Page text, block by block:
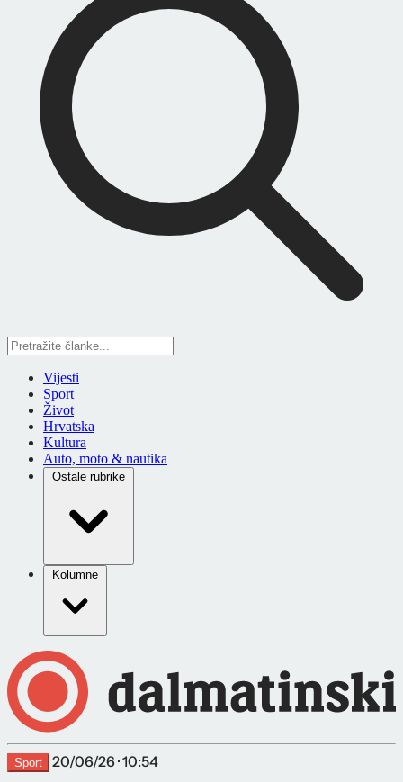
Vijesti
Sport
Život
Hrvatska
Kultura
Auto, moto & nautika
Ostale rubrike
Kolumne
Sport 20/06/26 · 10:54